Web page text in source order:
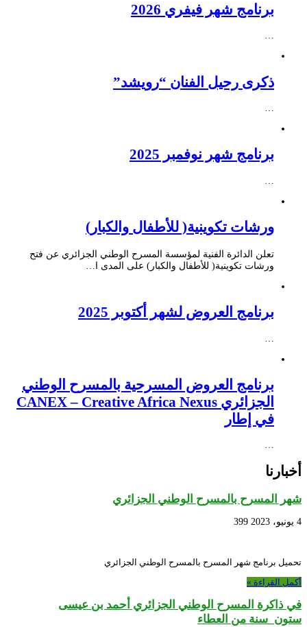
برنامج شهر فيفري 2026
…
ذكرى رحيل الفنان “رويشد”
…
برنامج شهر نوفمبر 2025
ورشات تكوينية( للأطفال والكبار)
تعلن الدائرة الفنية لمؤسسة المسرح الوطني الجزائري عن فتح
ورشات تكوينية( للأطفال والكبار) على المدى ا…
برنامج العروض لشهر أكتوبر 2025
برنامج العروض المسرحية بالمسرح الوطني
الجزائري CANEX – Creative Africa Nexus
في إطار
…
أخبارنا
شهر المسرح بالمسرح الوطني الجزائري
4 يونيو، 2023 399
تحميل برنامج شهر المسرح بالمسرح الوطني الجزائري
أكمل القراءة »
في ذاكرة المسرح الوطني الجزائري أحمد بن عيسى
ستون_سنة من العطاء